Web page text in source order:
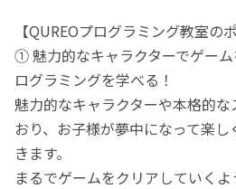
【QUREOプログラミング教室の
① 魅力的なキャラクターでゲー
ログラミングを学べる！
魅力的なキャラクターや本格的
おり、お子様が夢中になって楽
きます。
まるでゲームをクリアしていく